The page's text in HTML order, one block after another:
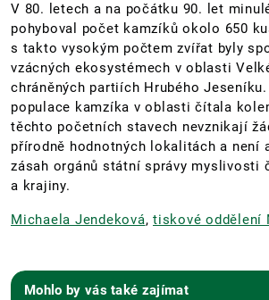
V 80. letech a na počátku 90. let
pohyboval počet kamzíků okolo 650
s takto vysokým počtem zvířat byly
vzácných ekosystémech v oblasti
chráněných partiích Hrubého
populace kamzíka v oblasti čítala
těchto početních stavech nevznikají
přírodně hodnotných lokalitách a není
zásah orgánů státní správy myslivosti
a krajiny.
Michaela Jendeková, tiskové oddělení
Mohlo by vás také zajímat